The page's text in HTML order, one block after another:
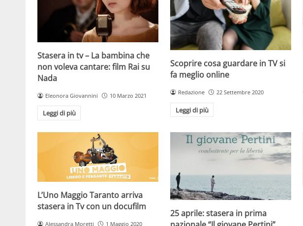
Stasera in tv – La bambina che
non voleva cantare: film Rai su
Nada
Eleonora Giovannini 10 Marzo 2021
Leggi di più
Scoprire cosa guardare in TV si
fa meglio online
Redazione 22 Settembre 2020
Leggi di più
L’Uno Maggio Taranto arriva
stasera in Tv con un docufilm
Alessandra Moretti 1 Maggio 2020
25 aprile: stasera in prima